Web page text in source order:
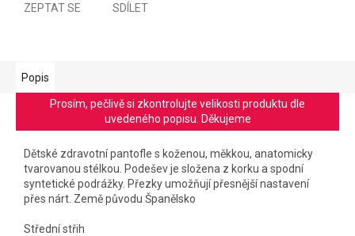
ZEPTAT SE SDÍLET
Popis
Prosím, pečlivě si zkontrolujte velikosti produktu dle
uvedeného popisu. Děkujeme
Dětské zdravotní pantofle s koženou, měkkou, anatomicky
tvarovanou stélkou. Podešev je složena z korku a spodní
syntetické podrážky. Přezky umožňují přesnější nastavení
přes nárt. Země původu Španělsko
Střední střih